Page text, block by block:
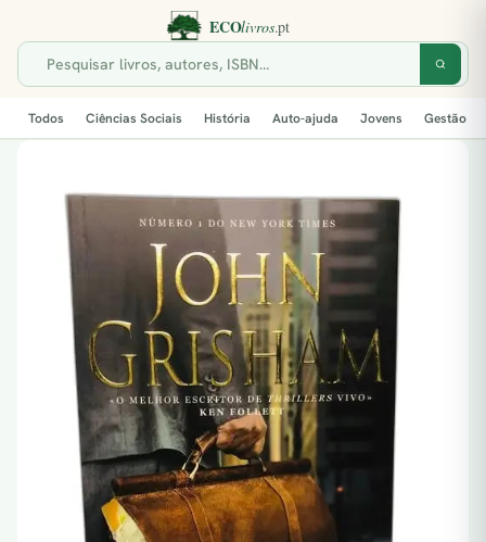
Todos Ciências Sociais História Auto-ajuda Jovens Gestão